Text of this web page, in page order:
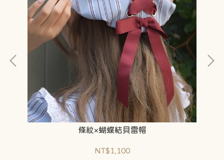
條紋×蝴蝶結貝雷帽
NT$1,100